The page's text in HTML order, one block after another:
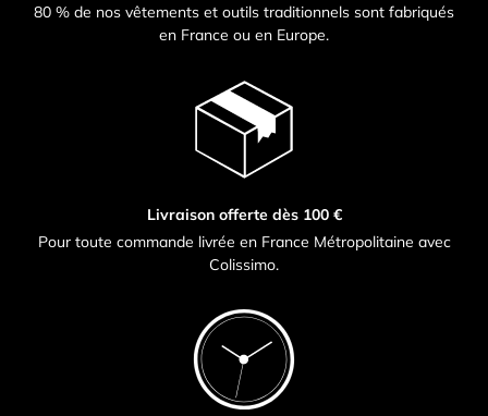
80 % de nos vêtements et outils traditionnels sont fabriqués
en France ou en Europe.
Livraison offerte dès 100 €
Pour toute commande livrée en France Métropolitaine avec
Colissimo.